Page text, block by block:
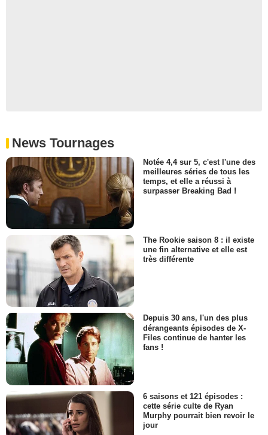
News Tournages
Notée 4,4 sur 5, c'est l'une des
meilleures séries de tous les
temps, et elle a réussi à
surpasser Breaking Bad !
The Rookie saison 8 : il existe
une fin alternative et elle est
très différente
Depuis 30 ans, l'un des plus
dérangeants épisodes de X-
Files continue de hanter les
fans !
6 saisons et 121 épisodes :
cette série culte de Ryan
Murphy pourrait bien revoir le
jour